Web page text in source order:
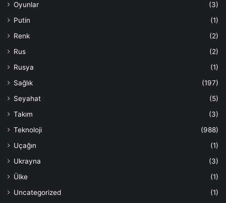
Oyunlar
(3)
Putin
(1)
Renk
(2)
Rus
(2)
Rusya
(1)
Sağlık
(197)
Seyahat
(5)
Takım
(3)
Teknoloji
(988)
Uçağın
(1)
Ukrayna
(3)
Ülke
(1)
Uncategorized
(1)